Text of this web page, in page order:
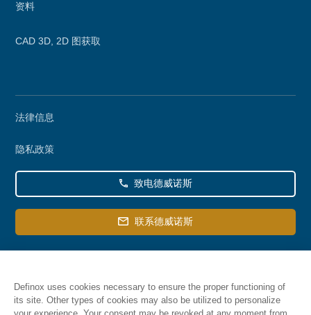
资料
CAD 3D, 2D 图获取
Secondary
法律信息
隐私政策
致电德威诺斯
联系德威诺斯
Definox uses cookies necessary to ensure the proper functioning of
its site. Other types of cookies may also be utilized to personalize